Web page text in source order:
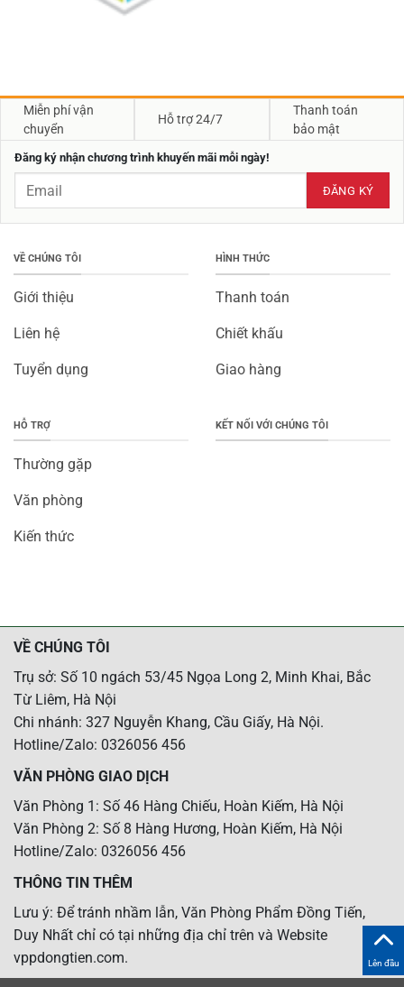
Miễn phí vận
chuyển
Hỗ trợ 24/7
Thanh toán
bảo mật
Đăng ký nhận chương trình khuyến mãi mỗi ngày!
VỀ CHÚNG TÔI
Giới thiệu
Liên hệ
Tuyển dụng
HÌNH THỨC
Thanh toán
Chiết khấu
Giao hàng
HỖ TRỢ
Thường gặp
Văn phòng
Kiến thức
KẾT NỐI VỚI CHÚNG TÔI
VỀ CHÚNG TÔI
Trụ sở: Số 10 ngách 53/45 Ngọa Long 2, Minh Khai, Bắc
Từ Liêm, Hà Nội
Chi nhánh: 327 Nguyễn Khang, Cầu Giấy, Hà Nội.
Hotline/Zalo: 0326056 456
VĂN PHÒNG GIAO DỊCH
Văn Phòng 1: Số 46 Hàng Chiếu, Hoàn Kiếm, Hà Nội
Văn Phòng 2: Số 8 Hàng Hương, Hoàn Kiếm, Hà Nội
Hotline/Zalo: 0326056 456
THÔNG TIN THÊM
Lưu ý: Để tránh nhầm lẫn, Văn Phòng Phẩm Đồng Tiến,
Duy Nhất chỉ có tại những địa chỉ trên và Website
vppdongtien.com.
Lên đầu